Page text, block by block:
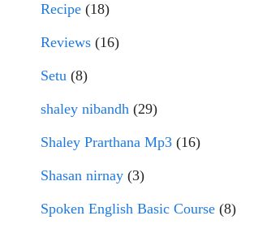
Recipe (18)
Reviews (16)
Setu (8)
shaley nibandh (29)
Shaley Prarthana Mp3 (16)
Shasan nirnay (3)
Spoken English Basic Course (8)